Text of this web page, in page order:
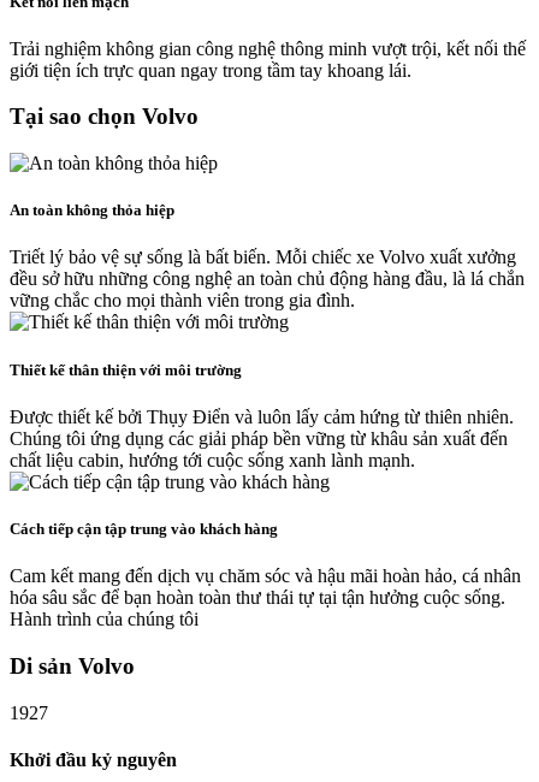
Trải nghiệm không gian công nghệ thông minh vượt trội, kết nối thế
giới tiện ích trực quan ngay trong tầm tay khoang lái.
Tại sao chọn Volvo
An toàn không thỏa hiệp
Triết lý bảo vệ sự sống là bất biến. Mỗi chiếc xe Volvo xuất xưởng
đều sở hữu những công nghệ an toàn chủ động hàng đầu, là lá chắn
vững chắc cho mọi thành viên trong gia đình.
Thiết kế thân thiện với môi trường
Được thiết kế bởi Thụy Điển và luôn lấy cảm hứng từ thiên nhiên.
Chúng tôi ứng dụng các giải pháp bền vững từ khâu sản xuất đến
chất liệu cabin, hướng tới cuộc sống xanh lành mạnh.
Cách tiếp cận tập trung vào khách hàng
Cam kết mang đến dịch vụ chăm sóc và hậu mãi hoàn hảo, cá nhân
hóa sâu sắc để bạn hoàn toàn thư thái tự tại tận hưởng cuộc sống.
Hành trình của chúng tôi
Di sản Volvo
1927
Khởi đầu kỷ nguyên